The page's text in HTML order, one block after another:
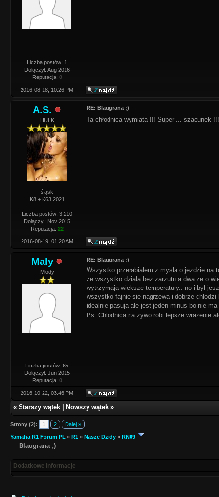
Liczba postów: 1
Dołączył: Aug 2016
Reputacja: 0
2016-08-18, 10:26 PM
A.S.
HULK
śląsk
K8 + K63 2021
Liczba postów: 3,210
Dołączył: Nov 2015
Reputacja: 22
RE: Blaugrana ;)
Ta chłodnica wymiata !!! Super ... szacunek
2016-08-19, 01:20 AM
Maly
Młody
Liczba postów: 65
Dołączył: Jun 2015
Reputacja: 0
RE: Blaugrana ;)
Wszystko przerabialem z mysla o jezdzie na
ze wszystko dziala bez zarzutu a dwa ze o
wytrzymaja wieksze temperatury.. no i byl
wszystko fajnie sie nagrzewa i dobrze
idealnie pasuja ale jest jeden minus bo nie
Ps. Chlodnica na zywo robi lepsze wrazenie
2016-10-22, 03:46 PM
« Starszy wątek Nowszy wątek »
Strony (2): 1 2 Dalej »
Yamaha R1 Forum PL » R1 » Nasze Dzidy » RN09
Blaugrana ;)
Dodatkowe informacje